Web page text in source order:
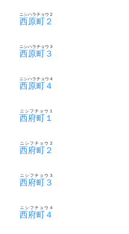
西原町２
ニシハラチョウ２
西原町３
ニシハラチョウ３
西原町４
ニシハラチョウ４
西府町１
ニシフチョウ１
西府町２
ニシフチョウ２
西府町３
ニシフチョウ３
西府町４
ニシフチョウ４